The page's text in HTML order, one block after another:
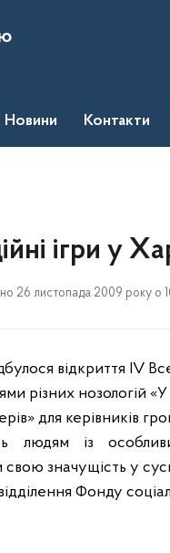
Новини Контакти
ігри у
26 листопада 2009 року о
відкриття IV
різних нозологій «У
для керівників
людям із
свою значущість у
Фонду